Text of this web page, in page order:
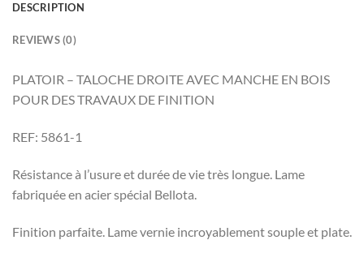
DESCRIPTION
REVIEWS (0)
PLATOIR – TALOCHE DROITE AVEC MANCHE EN BOIS
POUR DES TRAVAUX DE FINITION
REF: 5861-1
Résistance à l’usure et durée de vie très longue. Lame
fabriquée en acier spécial Bellota.
Finition parfaite. Lame vernie incroyablement souple et plate.